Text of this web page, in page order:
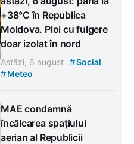
+38°C în Republica
Moldova. Ploi cu fulgere
doar izolat în nord
Astăzi, 6 august #Social
#Meteo
MAE condamnă
încălcarea spațiului
aerian al Republicii